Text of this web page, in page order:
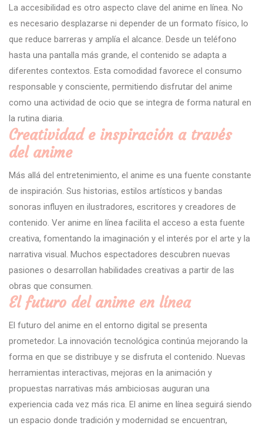
La accesibilidad es otro aspecto clave del anime en línea. No
es necesario desplazarse ni depender de un formato físico, lo
que reduce barreras y amplía el alcance. Desde un teléfono
hasta una pantalla más grande, el contenido se adapta a
diferentes contextos. Esta comodidad favorece el consumo
responsable y consciente, permitiendo disfrutar del anime
como una actividad de ocio que se integra de forma natural en
la rutina diaria.
Creatividad e inspiración a través
del anime
Más allá del entretenimiento, el anime es una fuente constante
de inspiración. Sus historias, estilos artísticos y bandas
sonoras influyen en ilustradores, escritores y creadores de
contenido. Ver anime en línea facilita el acceso a esta fuente
creativa, fomentando la imaginación y el interés por el arte y la
narrativa visual. Muchos espectadores descubren nuevas
pasiones o desarrollan habilidades creativas a partir de las
obras que consumen.
El futuro del anime en línea
El futuro del anime en el entorno digital se presenta
prometedor. La innovación tecnológica continúa mejorando la
forma en que se distribuye y se disfruta el contenido. Nuevas
herramientas interactivas, mejoras en la animación y
propuestas narrativas más ambiciosas auguran una
experiencia cada vez más rica. El anime en línea seguirá siendo
un espacio donde tradición y modernidad se encuentran,